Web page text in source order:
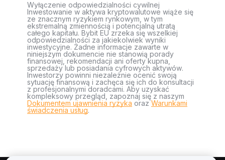
Wyłączenie odpowiedzialności cywilnej
Inwestowanie w aktywa kryptowalutowe wiąże się
ze znacznym ryzykiem rynkowym, w tym
ekstremalną zmiennością i potencjalną utratą
całego kapitału. Bybit EU zrzeka się wszelkiej
odpowiedzialności za jakiekolwiek wyniki
inwestycyjne. Żadne informacje zawarte w
niniejszym dokumencie nie stanowią porady
finansowej, rekomendacji ani oferty kupna,
sprzedaży lub posiadania cyfrowych aktywów.
Inwestorzy powinni niezależnie ocenić swoją
sytuację finansową i zachęca się ich do konsultacji
z profesjonalnymi doradcami. Aby uzyskać
kompleksowy przegląd, zapoznaj się z naszym
Dokumentem ujawnienia ryzyka orazWarunkami
świadczenia usług.